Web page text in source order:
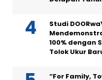
Studi
100% dengan
Tolok Ukur
“For Family,